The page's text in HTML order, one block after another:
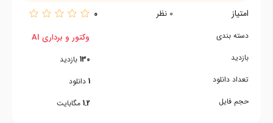
امتیاز 0 نظر 0
دسته بندی
بازدید
تعداد دانلود
حجم فایل
وکتور و برداری AI
130 بازدید
1 دانلود
1.2 مگابایت